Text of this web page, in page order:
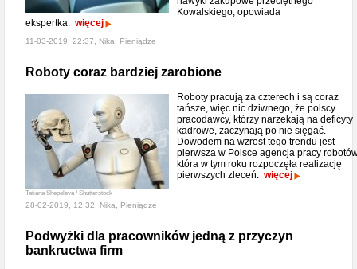
Kowalskiego, opowiada
ekspertka. więcej
11-03-2019, 22:37, Nika, Pieniądze
Roboty coraz bardziej zarobione
Tatiana Shepeleva / Shutterstock
Roboty pracują za czterech i są coraz
tańsze, więc nic dziwnego, że polscy
pracodawcy, którzy narzekają na deficyty
kadrowe, zaczynają po nie sięgać.
Dowodem na wzrost tego trendu jest
pierwsza w Polsce agencja pracy
która w tym roku rozpoczęła realizację
pierwszych zleceń. więcej
28-02-2019, 12:32, Nika, Pieniądze
Podwyżki dla pracowników jedną z przyczyn
bankructwa firm